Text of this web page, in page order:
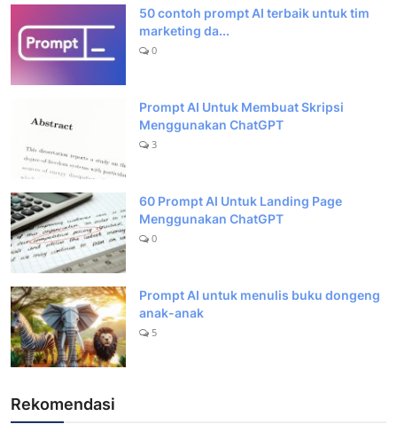
50 contoh prompt AI terbaik untuk tim
marketing da...
0
Prompt AI Untuk Membuat Skripsi
Menggunakan ChatGPT
3
60 Prompt AI Untuk Landing Page
Menggunakan ChatGPT
0
Prompt AI untuk menulis buku dongeng
anak-anak
5
Rekomendasi